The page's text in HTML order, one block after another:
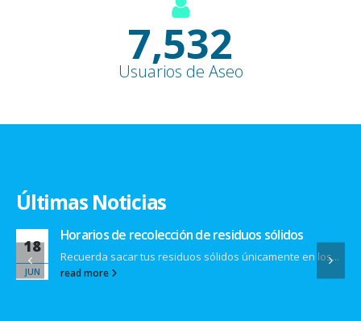
9,100+
Usuarios de Aseo
Últimas Noticias
18
JUN
Horarios de recolección de residuos sólidos
Recuerda sacar tus residuos sólidos únicamente en los...
read more